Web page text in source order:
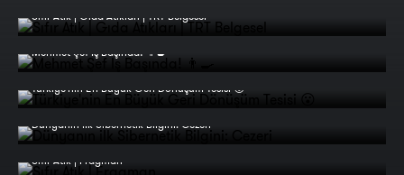
Sıfır Atık | Gıda Atıkları | TRT Belgesel
Mehmet Şef İş Başında! 👨‍🍳
Türkiye'nin En Büyük Geri Dönüşüm Tesisi 😮
Dünyanın iİk Sibernetik Bilgini: Cezeri
Sıfır Atık | Fragman